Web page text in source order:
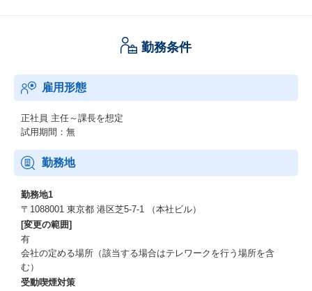
勤務条件
雇用形態
正社員 主任～課長を想定
試用期間：無
勤務地
勤務地1
〒1088001 東京都 港区芝5-7-1 （本社ビル）
[変更の範囲]
有
会社の定める場所（該当する場合はテレワークを行う場所を含
む）
受動喫煙対策